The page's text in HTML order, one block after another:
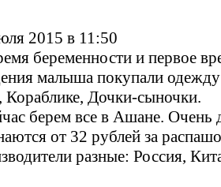
2015 в 11:50
беременности и первое
малыша покупали
Кораблике, Дочки-сыночки.
берем все в Ашане.
от 32 рублей за
разные: Россия,